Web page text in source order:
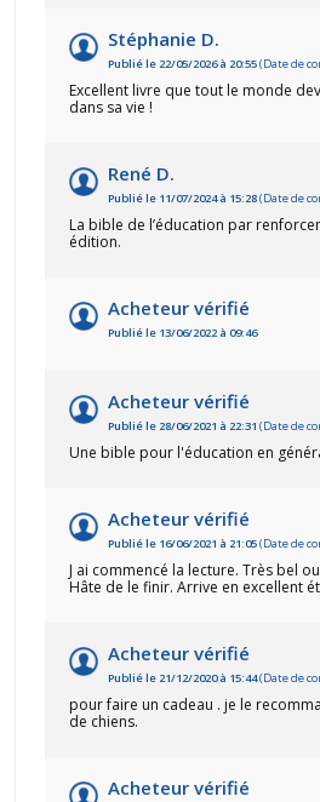
Stéphanie D.
Publié le 22/05/2026 à 20:55(Date de
Excellent livre que tout le monde
dans sa vie !
René D.
Publié le 11/07/2024 à 15:28(Date de
La bible de l’éducation par
édition.
Acheteur vérifié
Publié le 13/06/2022 à 09:46
Acheteur vérifié
Publié le 28/06/2021 à 22:31 (Date de
Une bible pour l'éducation en
Acheteur vérifié
Publié le 16/06/2021 à 21:05(Date de
J ai commencé la lecture. Très bel
Hâte de le finir. Arrive en excellent
Acheteur vérifié
Publié le 21/12/2020 à 15:44(Date de
pour faire un cadeau . je le
de chiens.
Acheteur vérifié